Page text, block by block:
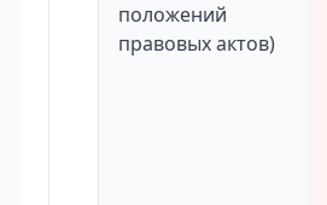
положений
правовых актов)